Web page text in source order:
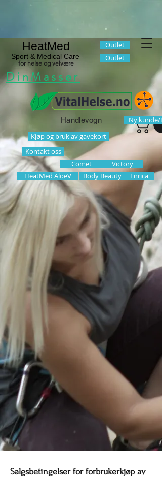
HeatMed
Sport & Medical Care
for helse og velvære
Outlet
Outlet
DinMassør
Handlevogn
Kjøp og bruk av gavekort
Ny kunde/
Kontakt oss
Comet
Victory
HeatMed AloeV
Enrica
Body Beauty
Salgsbetingelser for forbrukerkjøp av